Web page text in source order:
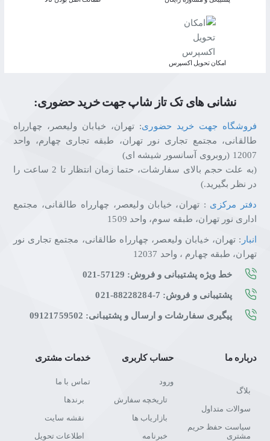
پایه ارگونومیک کامل
پورت‌های کامل
اسپیکرهای داخلی ۲ × ۲ وات
قابلیت نصب دیواری
تکتازشاپ فقط یک فروشگاه نیست—یک مقصد مطمئن برای
عاشقان تکنولوژی و انتخاب‌های هوشمندانه است.
با ضمانت اصالت کالا، مشاوره تخصصی، ارسال سریع و پشتیبانی
واقعی، خیالت از خرید راحت باشد.
را برایت رقم بزنیم.
تکتازشاپ یعنی خرید با خیال راحت، انتخاب با اطمینان.
اﻣﮑﺎن ﺗﺤﻮﯾﻞ اﮐﺴﭙﺮس
نشانی های تک تاز شاپ جهت خرید حضوری:
فروشگاه جهت خرید حضوری: تهران، خیابان ولیعصر، چهارراه
طالقانی، مجتمع تجاری نور تهران، طبقه تجاری چهارم، واحد
12007 (روبروی آسانسور شیشه ای)
(به علت حجم بالای سفارشات، حتما زمان انتظار تا 2 ساعت را
در نظر بگیرید.)
دفتر مرکزی : تهران، خیابان ولیعصر، چهارراه طالقانی، مجتمع
اداری نور تهران، طبقه سوم، واحد 1509
انبار : تهران، خیابان ولیعصر، چهارراه طالقانی، مجتمع تجاری نور
تهران، طبقه چهارم ، واحد 12037
خط ویژه پشتیبانی و فروش: 57129-021
پشتیبانی و فروش: 7-88228284-021
پیگیری سفارشات و ارسال و پشتیبانی: 09121759502
درباره ما
بلاگ
سوالات متداول
سیاست حفظ حریم
مشتری
حساب کاربری
ورود
تاریخچه سفارش
بازاریاب ها
خبرنامه
خدمات مشتری
تماس با ما
برندها
نقشه سایت
اطلاعات تحویل